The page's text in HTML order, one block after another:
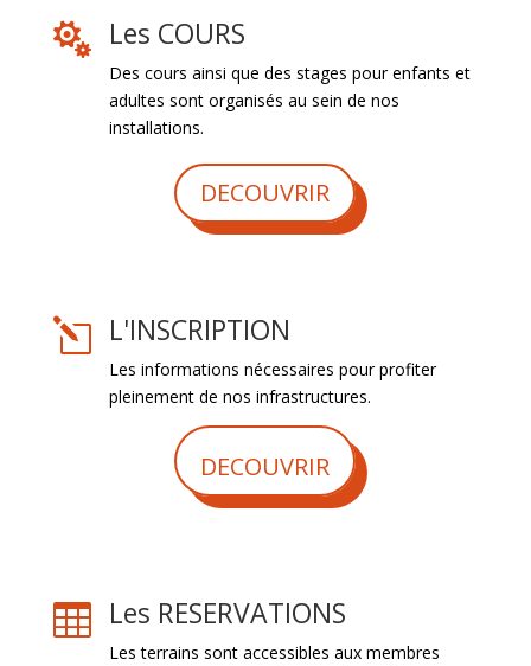
 Les COURS
Des cours ainsi que des stages pour enfants et
adultes sont organisés au sein de nos
installations.
DECOUVRIR
l L'INSCRIPTION
Les informations nécessaires pour profiter
pleinement de nos infrastructures.
DECOUVRIR
 Les RESERVATIONS
Les terrains sont accessibles aux membres